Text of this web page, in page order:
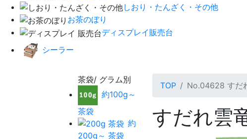
しおり・たんざく・その他
お茶のぼり
ディスプレイ販売台
シーラー
茶袋/ グラム別
約100g～
茶袋
約
200g～ 茶袋
TOP No.04628 すだ
すだれ雲